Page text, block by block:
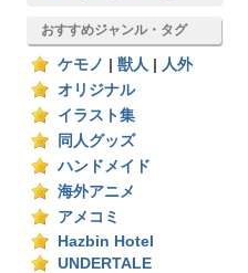
おすすめジャンル・タグ
ケモノ 獣人
人外
オリジナル
イラスト集
同人グッズ
ハンドメイド
海外アニメ
アメコミ
Hazbin Hotel
UNDERTALE